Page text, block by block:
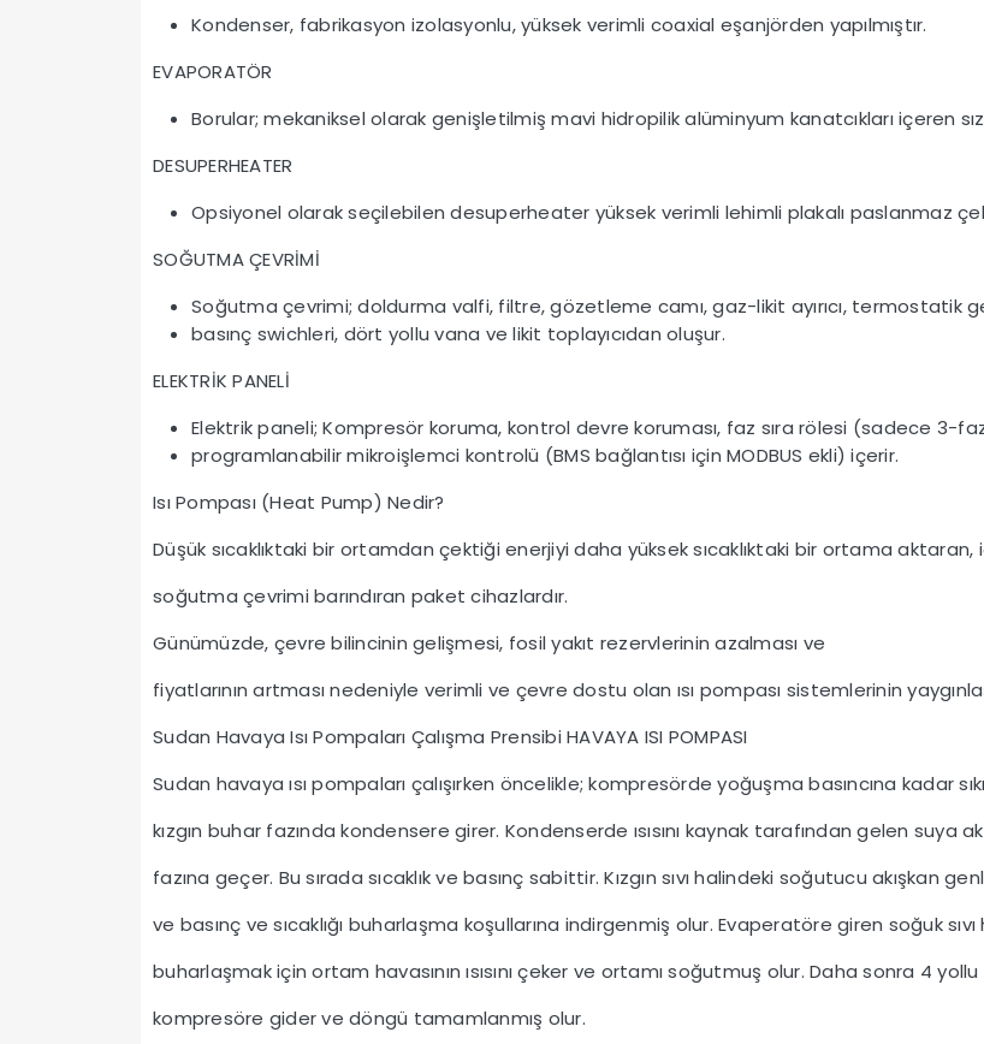
Kondenser, fabrikasyon izolasyonlu, yüksek verimli coaxial eşanjörden yapılmıştır.
EVAPORATÖR
Borular; mekaniksel olarak genişletilmiş mavi hidropilik alüminyum kanatcıkları içeren
DESUPERHEATER
Opsiyonel olarak seçilebilen desuperheater yüksek verimli lehimli plakalı paslanmaz
SOĞUTMA ÇEVRİMİ
Soğutma çevrimi; doldurma valfi, filtre, gözetleme camı, gaz-likit ayırıcı, termostatik
basınç swichleri, dört yollu vana ve likit toplayıcıdan oluşur.
ELEKTRİK PANELİ
Elektrik paneli; Kompresör koruma, kontrol devre koruması, faz sıra rölesi (sadece 3-
programlanabilir mikroişlemci kontrolü (BMS bağlantısı için MODBUS ekli) içerir.
Isı Pompası (Heat Pump) Nedir?
Düşük sıcaklıktaki bir ortamdan çektiği enerjiyi daha yüksek sıcaklıktaki bir ortama
soğutma çevrimi barındıran paket cihazlardır.
Günümüzde, çevre bilincinin gelişmesi, fosil yakıt rezervlerinin azalması ve
fiyatlarının artması nedeniyle verimli ve çevre dostu olan ısı pompası sistemlerinin
Sudan Havaya Isı Pompaları Çalışma Prensibi HAVAYA ISI POMPASI
Sudan havaya ısı pompaları çalışırken öncelikle; kompresörde yoğuşma basıncına kadar
kızgın buhar fazında kondensere girer. Kondenserde ısısını kaynak tarafından gelen suya
fazına geçer. Bu sırada sıcaklık ve basınç sabittir. Kızgın sıvı halindeki soğutucu akışkan
ve basınç ve sıcaklığı buharlaşma koşullarına indirgenmiş olur. Evaperatöre giren soğuk
buharlaşmak için ortam havasının ısısını çeker ve ortamı soğutmuş olur. Daha sonra 4
kompresöre gider ve döngü tamamlanmış olur.